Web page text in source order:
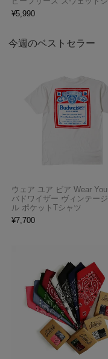
¥5,990
今週のベストセラー
ウェア ユア ビア Wear
バドワイザー ヴィンテー
ル ポケットTシャツ
¥7,700